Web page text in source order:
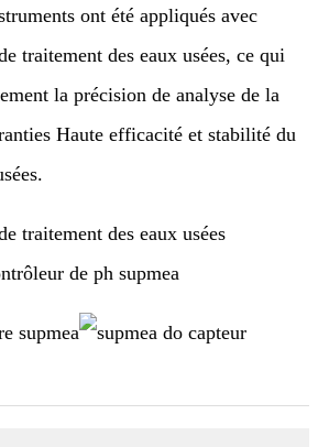
ont été appliqués avec
traitement des eaux usées, ce qui
la précision de analyse de la
Haute efficacité et stabilité du